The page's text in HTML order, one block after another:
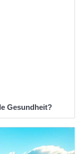
Gesundheit?